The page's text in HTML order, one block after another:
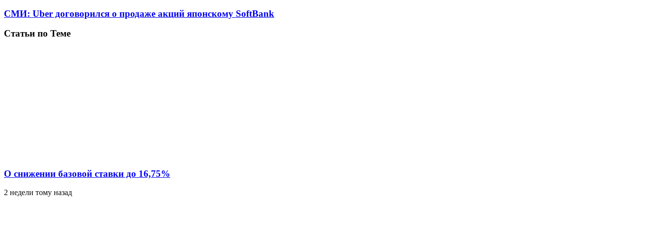
СМИ: Uber договорился о продаже акций японскому SoftBank
Статьи по Теме
О снижении базовой ставки до 16,75%
2 недели тому назад